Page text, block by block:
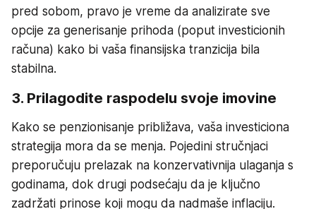
pred sobom, pravo je vreme da analizirate sve
opcije za generisanje prihoda (poput investicionih
računa) kako bi vaša finansijska tranzicija bila
stabilna.
3. Prilagodite raspodelu svoje imovine
Kako se penzionisanje približava, vaša investiciona
strategija mora da se menja. Pojedini stručnjaci
preporučuju prelazak na konzervativnija ulaganja s
godinama, dok drugi podsećaju da je ključno
zadržati prinose koji mogu da nadmaše inflaciju.